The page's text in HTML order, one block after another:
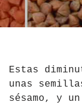
El
Hawái
México
Jordania
La India
Madagascar
Croacia
Escocia
Eslovenia
Estas
unas
sésamo, y